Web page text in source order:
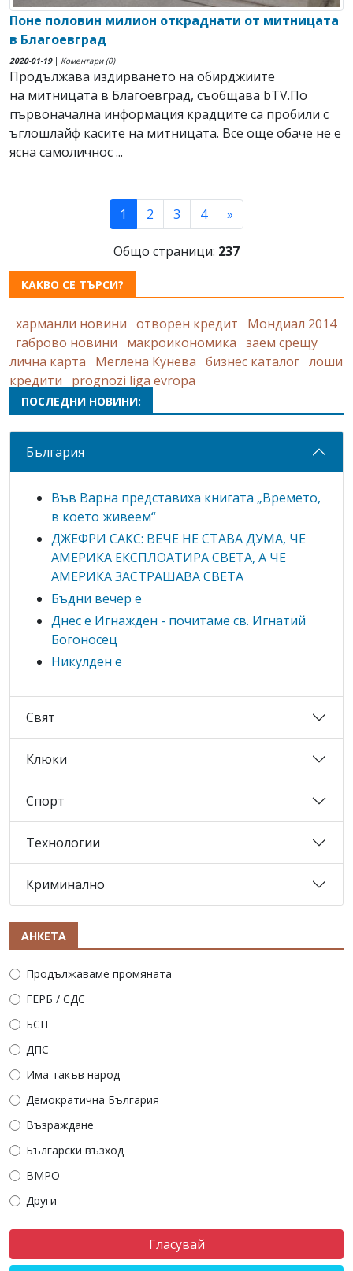
Поне половин милион откраднати от митницата
в Благоевград
2020-01-19| Коментари (0)
Продължава издирването на обирджиите
на митницата в Благоевград, съобщава bTV.По
първоначална информация крадците са пробили с
ъглошлайф касите на митницата. Все още обаче не е
ясна самоличнос ...
1 (current)
2 3 4 »
Общо страници: 237
КАКВО СЕ ТЪРСИ?
харманли новини отворен кредит
Мондиал 2014
габрово новини
макроикономика заем срещу
лична карта
Меглена Кунева бизнес каталог лоши
кредити
prognozi liga evropa
ПОСЛЕДНИ НОВИНИ:
България
Във Варна представиха книгата „Времето,
в което живеем“
ДЖЕФРИ САКС: ВЕЧЕ НЕ СТАВА ДУМА, ЧЕ
АМЕРИКА ЕКСПЛОАТИРА СВЕТА, А ЧЕ
АМЕРИКА ЗАСТРАШАВА СВЕТА
Бъдни вечер е
Днес е Игнажден - почитаме св. Игнатий
Богоносец
Никулден е
Свят
Клюки
Спорт
Технологии
Криминално
АНКЕТА
Продължаваме промяната
ГЕРБ / СДС
БСП
ДПС
Има такъв народ
Демократична България
Възраждане
Български възход
ВМРО
Други